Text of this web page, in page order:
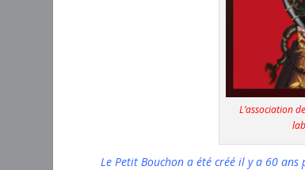
L’association
Le Petit Bouchon a été créé il y a 60 ans